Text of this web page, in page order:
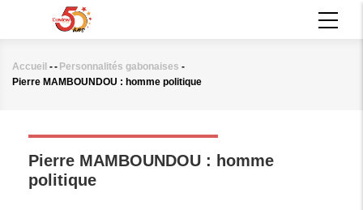
principal
Fil
Accueil -- Personnalités gabonaises -
Pierre MAMBOUNDOU : homme politique
Pierre MAMBOUNDOU : homme
politique